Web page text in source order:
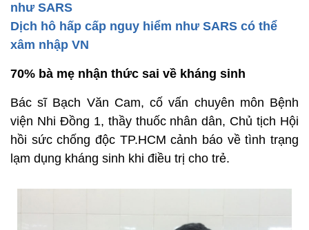
như SARS
Dịch hô hấp cấp nguy hiểm như SARS có thể
xâm nhập VN
70% bà mẹ nhận thức sai về kháng sinh
Bác sĩ Bạch Văn Cam, cố vấn chuyên môn Bệnh
viện Nhi Đồng 1, thầy thuốc nhân dân, Chủ tịch Hội
hồi sức chống độc TP.HCM cảnh báo về tình trạng
lạm dụng kháng sinh khi điều trị cho trẻ.